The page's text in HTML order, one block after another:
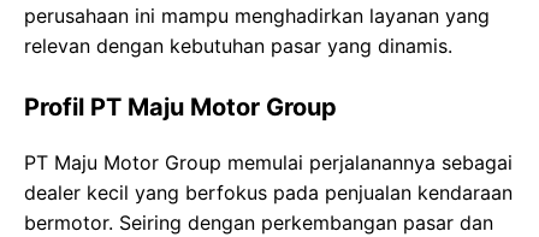
perusahaan ini mampu menghadirkan layanan yang
relevan dengan kebutuhan pasar yang dinamis.
Profil PT Maju Motor Group
PT Maju Motor Group memulai perjalanannya sebagai
dealer kecil yang berfokus pada penjualan kendaraan
bermotor. Seiring dengan perkembangan pasar dan